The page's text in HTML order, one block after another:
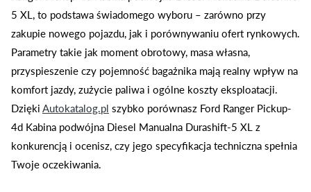
5 XL, to podstawa świadomego wyboru – zarówno przy
zakupie nowego pojazdu, jak i porównywaniu ofert rynkowych.
Parametry takie jak moment obrotowy, masa własna,
przyspieszenie czy pojemność bagażnika mają realny wpływ na
komfort jazdy, zużycie paliwa i ogólne koszty eksploatacji.
DziękiAutokatalog.pl szybko porównasz Ford Ranger Pickup-
4d Kabina podwójna Diesel Manualna Durashift-5 XL z
konkurencją i ocenisz, czy jego specyfikacja techniczna spełnia
Twoje oczekiwania.